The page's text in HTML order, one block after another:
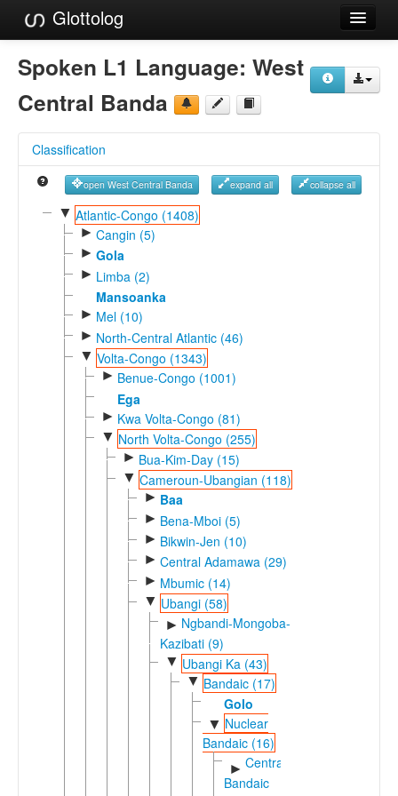
Glottolog
Languages
References
Reference Search
GlottoScope
Spoken L1 Language: West
Central Banda
Classification
open West Central Banda expand all collapse all
▼ Atlantic-Congo (1408)
► Cangin (5)
► Gola
► Limba (2)
Mansoanka
► Mel (10)
► North-Central Atlantic (46)
▼ Volta-Congo (1343)
► Benue-Congo (1001)
Ega
► Kwa Volta-Congo (81)
▼ North Volta-Congo (255)
► Bua-Kim-Day (15)
▼ Cameroun-Ubangian (118)
► Baa
► Bena-Mboi (5)
► Bikwin-Jen (10)
► Central Adamawa (29)
► Mbumic (14)
▼ Ubangi (58)
► Ngbandi-Mongoba-
Kazibati (9)
▼ Ubangi Ka (43)
▼ Bandaic (17)
Golo
▼ Nuclear
Bandaic (16)
► Central
Bandaic